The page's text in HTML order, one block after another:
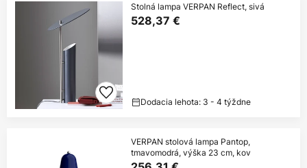
Stolná lampa VERPAN Reflect, sivá
528,37 €
Dodacia lehota: 3 - 4 týždne
VERPAN stolová lampa Pantop,
tmavomodrá, výška 23 cm, kov